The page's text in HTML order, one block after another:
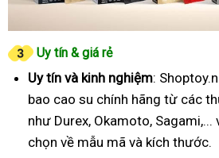
Uy tín & giá rẻ
Uy tín và kinh nghiệm:
bao cao su chính hãng từ các
như Durex, Okamoto,
chọn về mẫu mã và kích thước.